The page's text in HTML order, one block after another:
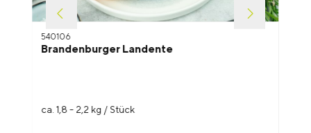
540106
Brandenburger Landente
ca. 1,8 - 2,2 kg / Stück